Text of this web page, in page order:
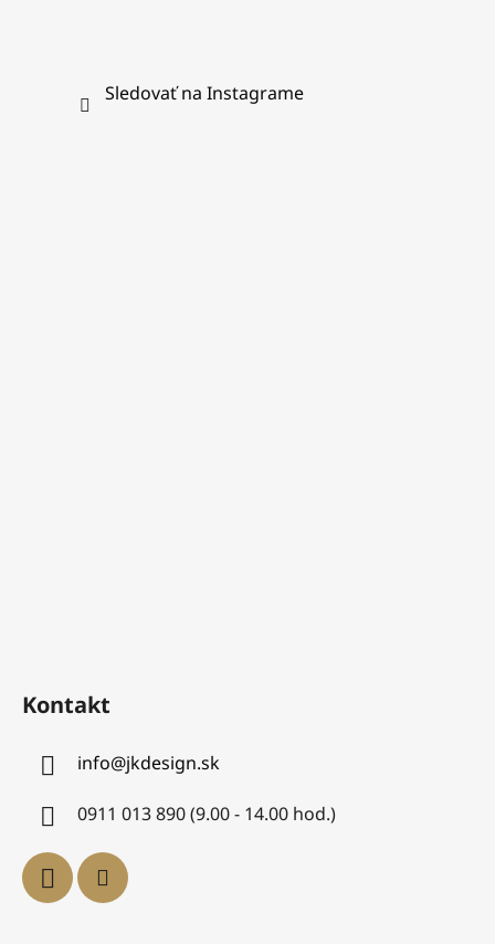
Sledovať na Instagrame
Kontakt
info@jkdesign.sk
0911 013 890 (9.00 - 14.00 hod.)